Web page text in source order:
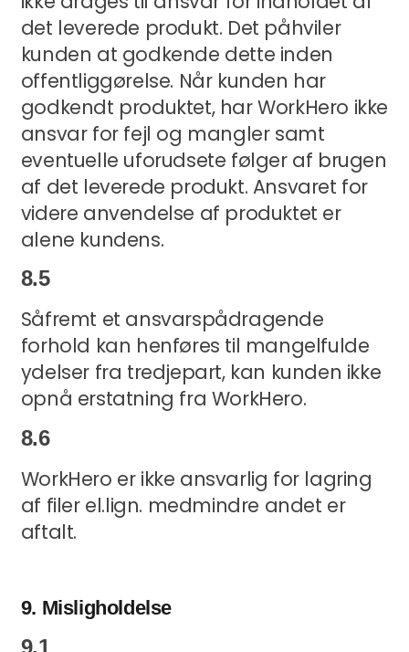
det leverede produkt. Det påhviler
kunden at godkende dette inden
offentliggørelse. Når kunden har
godkendt produktet, har WorkHero ikke
ansvar for fejl og mangler samt
eventuelle uforudsete følger af brugen
af det leverede produkt. Ansvaret for
videre anvendelse af produktet er
alene kundens.
8.5
Såfremt et ansvarspådragende
forhold kan henføres til mangelfulde
ydelser fra tredjepart, kan kunden ikke
opnå erstatning fra WorkHero.
8.6
WorkHero er ikke ansvarlig for lagring
af filer el.lign. medmindre andet er
aftalt.
9. Misligholdelse